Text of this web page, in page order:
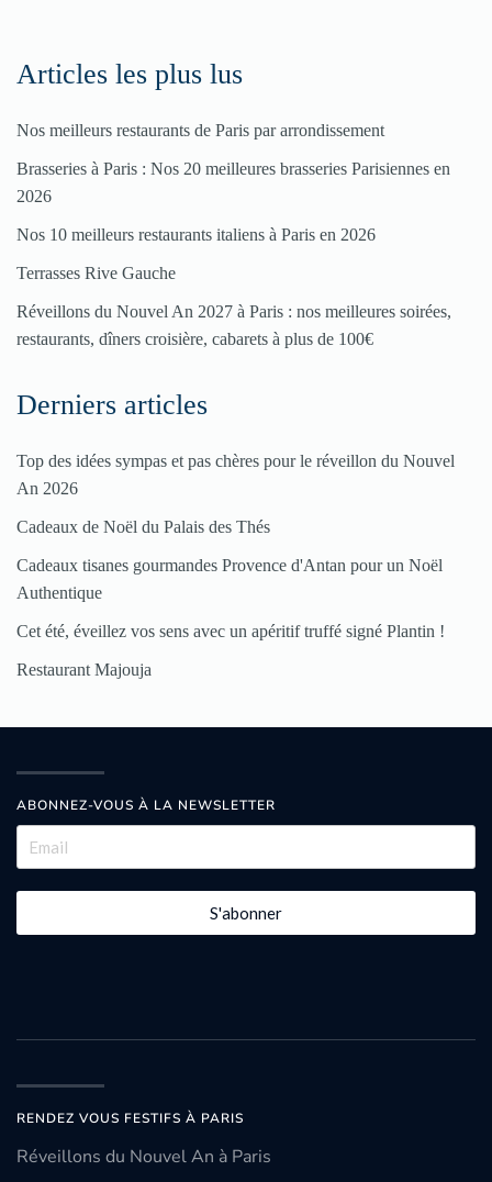
Articles les plus lus
Nos meilleurs restaurants de Paris par arrondissement
Brasseries à Paris : Nos 20 meilleures brasseries Parisiennes en
2026
Nos 10 meilleurs restaurants italiens à Paris en 2026
Terrasses Rive Gauche
Réveillons du Nouvel An 2027 à Paris : nos meilleures soirées,
restaurants, dîners croisière, cabarets à plus de 100€
Derniers articles
Top des idées sympas et pas chères pour le réveillon du Nouvel
An 2026
Cadeaux de Noël du Palais des Thés
Cadeaux tisanes gourmandes Provence d'Antan pour un Noël
Authentique
Cet été, éveillez vos sens avec un apéritif truffé signé Plantin !
Restaurant Majouja
ABONNEZ-VOUS À LA NEWSLETTER
S'abonner
RENDEZ VOUS FESTIFS À PARIS
Réveillons du Nouvel An à Paris